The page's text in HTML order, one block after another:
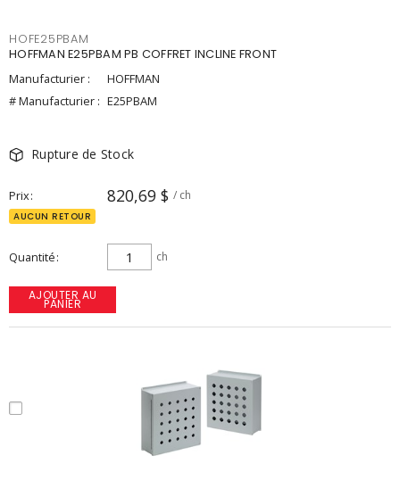
HOFE25PBAM
HOFFMAN E25PBAM PB COFFRET INCLINE FRONT
Manufacturier :
HOFFMAN
# Manufacturier : E25PBAM
Rupture de Stock
Prix 820,69 $ / ch
AUCUN RETOUR
Quantité ch
AJOUTER AU
PANIER